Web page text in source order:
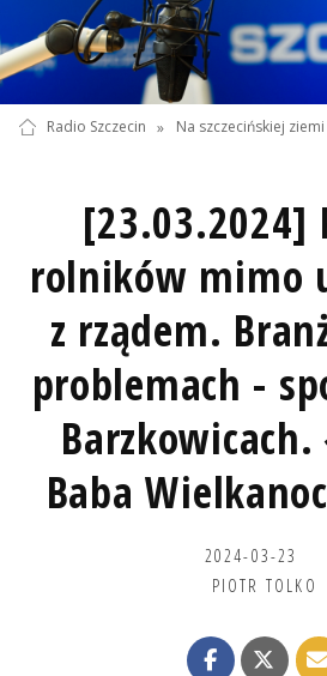
Radio Szczecin » Na szczecińskiej ziemi
[23.03.2024]
rolników mimo
z rządem.
problemach -
Barzkowicach.
Baba
2024-03-23
PIOTR TOLKO